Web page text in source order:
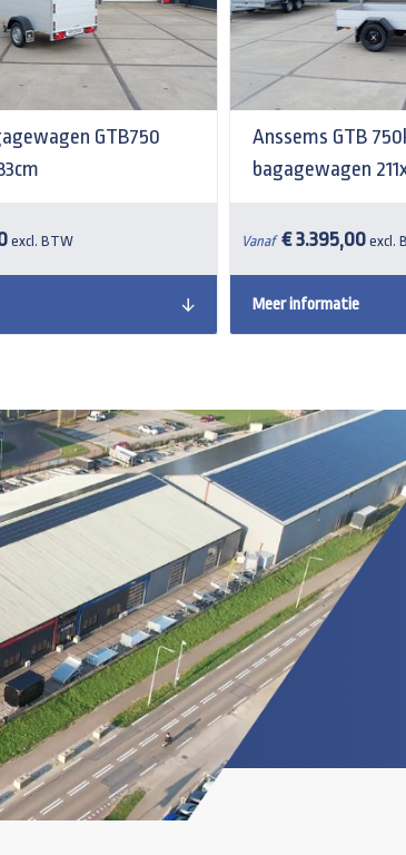
GTB750
excl. BTW
Anssems GTB
bagagewagen
Vanaf € 3.395,00 excl.
Meer informatie